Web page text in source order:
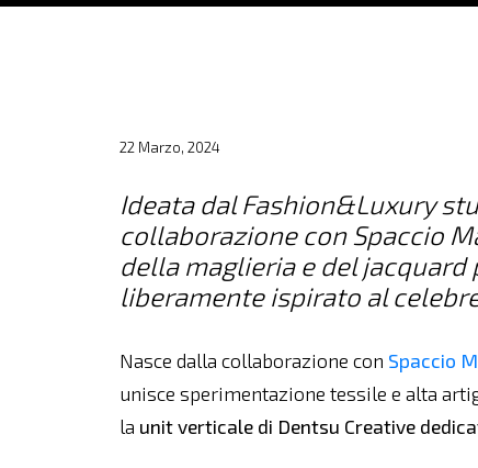
22 Marzo, 2024
Ideata dal Fashion&Luxury
collaborazione con Spaccio
della maglieria e del
liberamente ispirato al
Nasce dalla collaborazione con Spaccio
unisce sperimentazione tessile e alta
la unit verticale di Dentsu Creative